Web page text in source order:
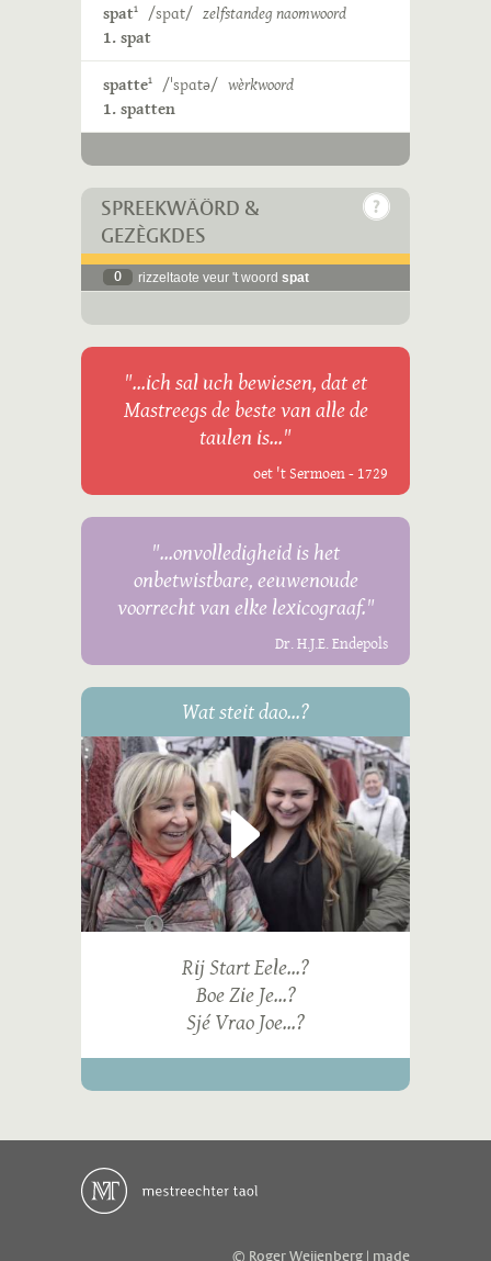
spat1 /spɑt/ zelfstandeg naomwoord
1. spat
spatte1 /ˈspɑtə/ wèrkwoord
1. spatten
SPREEKWÄÖRD &
GEZÈGKDES
0 rizzeltaote veur 't woord spat
"...ich sal uch bewiesen, dat et
Mastreegs de beste van alle de
taulen is..."
oet 't Sermoen - 1729
"...onvolledigheid is het
onbetwistbare, eeuwenoude
voorrecht van elke lexicograaf."
Dr. H.J.E. Endepols
Wat steit dao...?
Rij Start Eele...?
Boe Zie Je...?
Sjé Vrao Joe...?
© Roger Weijenberg | made